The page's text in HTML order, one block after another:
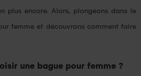
plus encore. Alors, plongeons dans le
femme et découvrons comment faire
une bague pour femme ?